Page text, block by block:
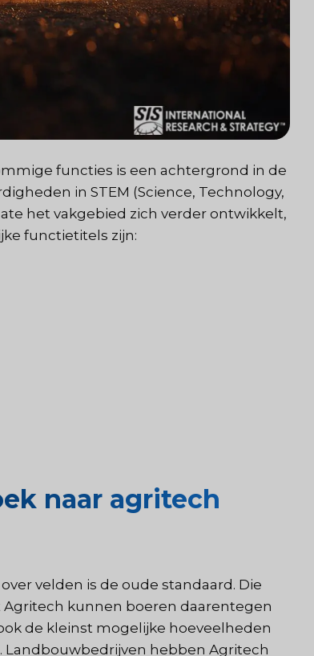
functies is een achtergrond in de
in STEM (Science, Technology,
het vakgebied zich verder ontwikkelt,
functietitels zijn:
naar agritech
velden is de oude standaard. Die
Agritech kunnen boeren daarentegen
de kleinst mogelijke hoeveelheden
hebben Agritech